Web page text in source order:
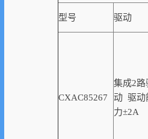
型号 驱动
CXAC85267
集成2路
动 驱动
力±2A